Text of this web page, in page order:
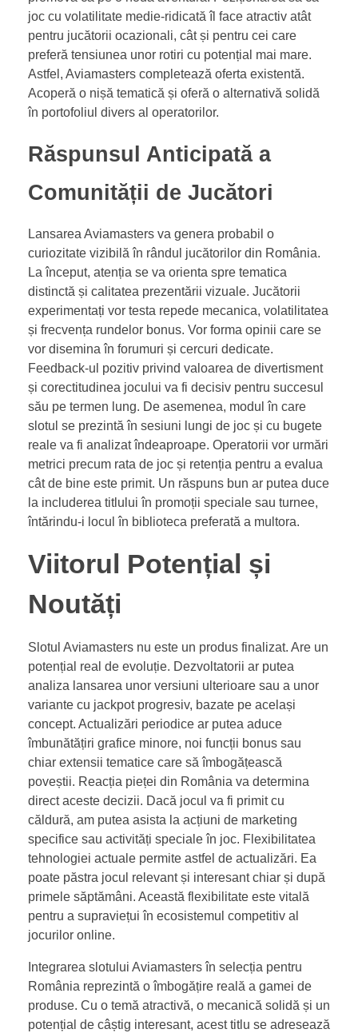
joc cu volatilitate medie-ridicată îl face atractiv atât
pentru jucătorii ocazionali, cât și pentru cei care
preferă tensiunea unor rotiri cu potențial mai mare.
Astfel, Aviamasters completează oferta existentă.
Acoperă o nișă tematică și oferă o alternativă solidă
în portofoliul divers al operatorilor.
Răspunsul Anticipată a
Comunității de Jucători
Lansarea Aviamasters va genera probabil o
curiozitate vizibilă în rândul jucătorilor din România.
La început, atenția se va orienta spre tematica
distinctă și calitatea prezentării vizuale. Jucătorii
experimentați vor testa repede mecanica, volatilitatea
și frecvența rundelor bonus. Vor forma opinii care se
vor disemina în forumuri și cercuri dedicate.
Feedback-ul pozitiv privind valoarea de divertisment
și corectitudinea jocului va fi decisiv pentru succesul
său pe termen lung. De asemenea, modul în care
slotul se prezintă în sesiuni lungi de joc și cu bugete
reale va fi analizat îndeaproape. Operatorii vor urmări
metrici precum rata de joc și retenția pentru a evalua
cât de bine este primit. Un răspuns bun ar putea duce
la includerea titlului în promoții speciale sau turnee,
întărindu-i locul în biblioteca preferată a multora.
Viitorul Potențial și
Noutăți
Slotul Aviamasters nu este un produs finalizat. Are un
potențial real de evoluție. Dezvoltatorii ar putea
analiza lansarea unor versiuni ulterioare sau a unor
variante cu jackpot progresiv, bazate pe același
concept. Actualizări periodice ar putea aduce
îmbunătățiri grafice minore, noi funcții bonus sau
chiar extensii tematice care să îmbogățească
poveștii. Reacția pieței din România va determina
direct aceste decizii. Dacă jocul va fi primit cu
căldură, am putea asista la acțiuni de marketing
specifice sau activități speciale în joc. Flexibilitatea
tehnologiei actuale permite astfel de actualizări. Ea
poate păstra jocul relevant și interesant chiar și după
primele săptămâni. Această flexibilitate este vitală
pentru a supraviețui în ecosistemul competitiv al
jocurilor online.
Integrarea slotului Aviamasters în selecția pentru
România reprezintă o îmbogățire reală a gamei de
produse. Cu o temă atractivă, o mecanică solidă și un
potențial de câștig interesant, acest titlu se adresează